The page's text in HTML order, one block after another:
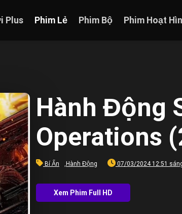
Plus Phim Lẻ Phim Bộ Phim Hoạt
Hành Động
Operations
Bí Ẩn Hành Động 07/03/2024 12:51